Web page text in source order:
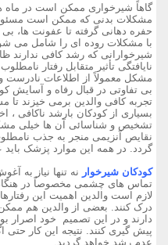
گاهاً شیرخواری ممکن است در ماه
مشکلات بدنی که ممکن است
حفره دهانی گرفته تا عفونت ها،
با مشکلات روده ای را شامل می
شیرخوارانی که رشد کافی ندارند
نایافتگی تأثیر متقابل رفتار
مشکل معمولاً از اطلاعات نادرست
بی تفاوتی در قبال رفاه و
تجربه کافی والدین برمی خیزند
بسیاری از کودکان بارشد ناکافی ،
تشخیص و شناسائی آن ها خیلی
نقایص آنزیمی منجر به جذب
گردد. در همه این موارد پزشک
کودکان شیرخوار نه تنها نیاز به
تماس های چشمی مخصوصاً در
لازم است والدین اهمیت این
درک کنند. بعضی از والدین هم
دارند و در این تصمیم خود اصرار
پیش گیری کنند. نتیجه این کار حتی
عدم رشد خواهد گردید.